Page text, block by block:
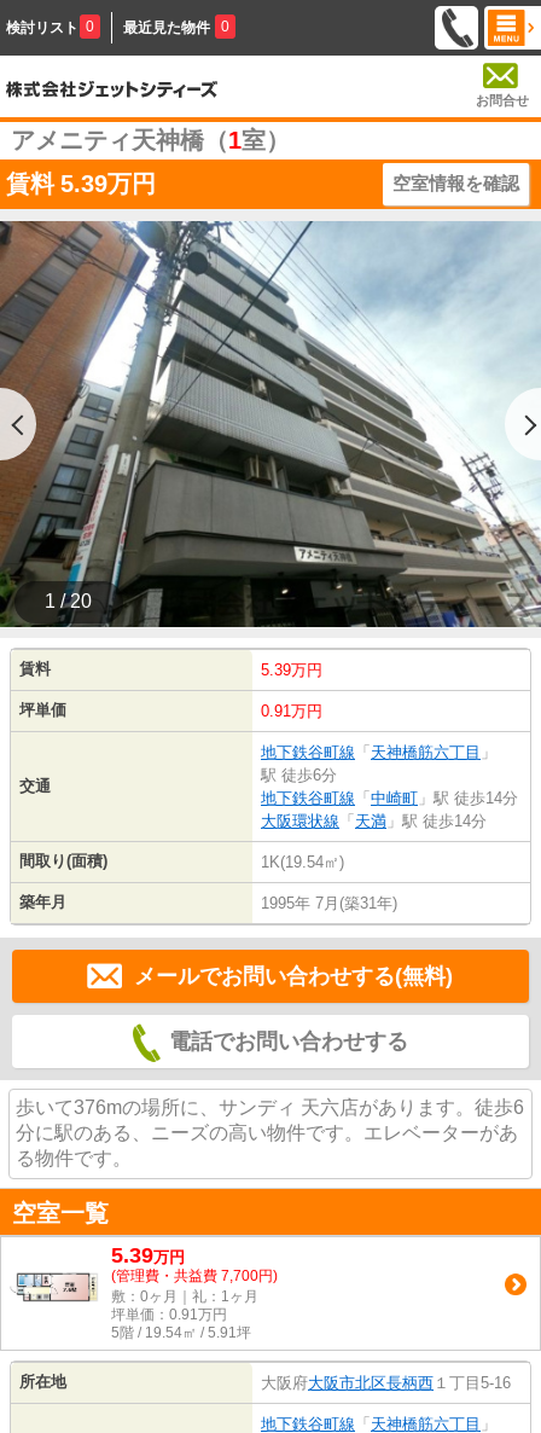
検討リスト 0 最近見た物件 0
お問合せ
アメニティ天神橋（1室）
賃料 5.39万円 空室情報を確認
1 / 20
賃料 5.39万円
坪単価 0.91万円
交通
地下鉄谷町線 「 天神橋筋六丁目 」
駅 徒歩6分
地下鉄谷町線 「 中崎町 」駅 徒歩14分
大阪環状線 「 天満 」駅 徒歩14分
間取り(面積) 1K(19.54㎡)
築年月 1995年 7月(築31年)
メールでお問い合わせする(無料)
電話でお問い合わせする
歩いて376mの場所に、サンディ 天六店があります。徒歩6
分に駅のある、ニーズの高い物件です。エレベーターがあ
る物件です。
空室一覧
5.39万円
(管理費・共益費 7,700円)
敷：0ヶ月｜礼：1ヶ月
坪単価： 0.91万円
5階 / 19.54㎡ / 5.91坪
所在地 大阪府大阪市北区長柄西 １丁目5-16
地下鉄谷町線 「 天神橋筋六丁目 」